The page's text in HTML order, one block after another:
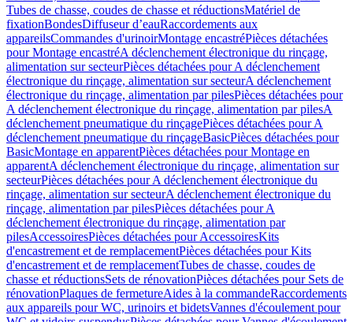
Tubes de chasse, coudes de chasse et réductionsMatériel de
fixationBondesDiffuseur d’eauRaccordements aux
appareilsCommandes d'urinoirMontage encastréPièces détachées
pour Montage encastréA déclenchement électronique du rinçage,
alimentation sur secteurPièces détachées pour A déclenchement
électronique du rinçage, alimentation sur secteurA déclenchement
électronique du rinçage, alimentation par pilesPièces détachées pour
A déclenchement électronique du rinçage, alimentation par pilesA
déclenchement pneumatique du rinçagePièces détachées pour A
déclenchement pneumatique du rinçageBasicPièces détachées pour
BasicMontage en apparentPièces détachées pour Montage en
apparentA déclenchement électronique du rinçage, alimentation sur
secteurPièces détachées pour A déclenchement électronique du
rinçage, alimentation sur secteurA déclenchement électronique du
rinçage, alimentation par pilesPièces détachées pour A
déclenchement électronique du rinçage, alimentation par
pilesAccessoiresPièces détachées pour AccessoiresKits
d'encastrement et de remplacementPièces détachées pour Kits
d'encastrement et de remplacementTubes de chasse, coudes de
chasse et réductionsSets de rénovationPièces détachées pour Sets de
rénovationPlaques de fermetureAides à la commandeRaccordements
aux appareils pour WC, urinoirs et bidetsVannes d'écoulement pour